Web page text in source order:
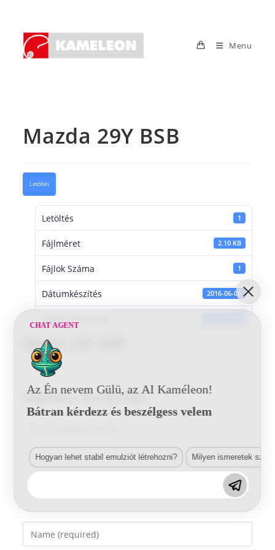
content
Menu
Mazda 29Y BSB
Letöltés
Letöltés 1
Fájlméret 2.10 KB
Fájlok Száma 1
Dátumkészítés 2016-06-06
Mazda 29Y BSB
Vélemény, hozzászólás?
Enter
your
CHAT AGENT
Az Én nevem Gülü, az AI Kaméleon!
Bátran kérdezz és beszélgess velem
Hogyan lehet stabil emulziót létrehozni? Milyen ismeretek